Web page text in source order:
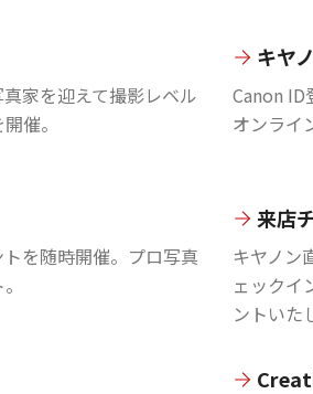
家を迎えて撮影レベル
催。
キヤ
Canon ID
オンライ
を随時開催。プロ写真
来店
キヤノン
ェックイ
ントいた